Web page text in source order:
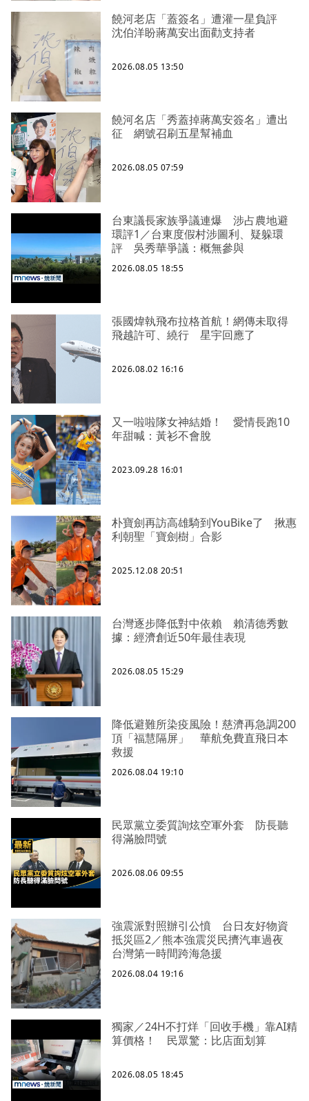
饒河老店「蓋簽名」遭灌一星負評
沈伯洋盼蔣萬安出面勸支持者
2026.08.05 13:50
饒河名店「秀蓋掉蔣萬安簽名」遭出
征 網號召刷五星幫補血
2026.08.05 07:59
台東議長家族爭議連爆 涉占農地避
環評1／台東度假村涉圖利、疑躲環
評 吳秀華爭議：概無參與
2026.08.05 18:55
張國煒執飛布拉格首航！網傳未取得
飛越許可、繞行 星宇回應了
2026.08.02 16:16
又一啦啦隊女神結婚！ 愛情長跑10
年甜喊：黃衫不會脫
2023.09.28 16:01
朴寶劍再訪高雄騎到YouBike了 揪惠
利朝聖「寶劍樹」合影
2025.12.08 20:51
台灣逐步降低對中依賴 賴清德秀數
據：經濟創近50年最佳表現
2026.08.05 15:29
降低避難所染疫風險！慈濟再急調200
頂「福慧隔屏」 華航免費直飛日本
救援
2026.08.04 19:10
民眾黨立委質詢炫空軍外套 防長聽
得滿臉問號
2026.08.06 09:55
強震派對照辦引公憤 台日友好物資
抵災區2／熊本強震災民擠汽車過夜
台灣第一時間跨海急援
2026.08.04 19:16
獨家／24H不打烊「回收手機」靠AI精
算價格！ 民眾驚：比店面划算
2026.08.05 18:45